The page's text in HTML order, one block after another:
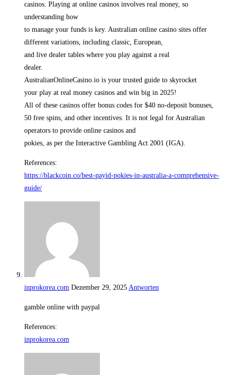
casinos. Playing at online casinos involves real money, so
understanding how
to manage your funds is key. Australian online casino sites offer
different variations, including classic, European,
and live dealer tables where you play against a real
dealer.
AustralianOnlineCasino.io is your trusted guide to skyrocket
your play at real money casinos and win big in 2025!
All of these casinos offer bonus codes for $40 no-deposit bonuses,
50 free spins, and other incentives. It is not legal for Australian
operators to provide online casinos and
pokies, as per the Interactive Gambling Act 2001 (IGA).
References:
https://blackcoin.co/best-payid-pokies-in-australia-a-comprehensive-
guide/
inprokorea.com Dezember 29, 2025 Antworten
gamble online with paypal
References:
inprokorea.com